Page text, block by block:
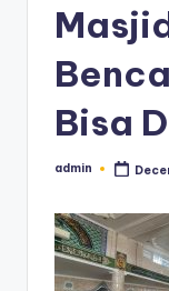
Bisa
Posted
admin